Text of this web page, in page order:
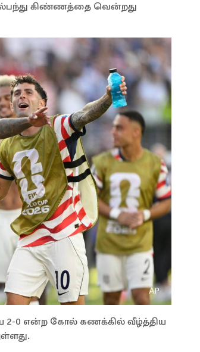
கிண்ணத்தை வென்றது
2-0 என்ற கோல் கணக்கில் வீழ்த்திய